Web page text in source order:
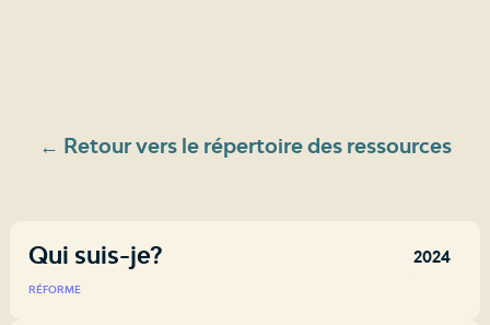
← Retour vers le répertoire des ressources
2024
Qui suis-je?
RÉFORME